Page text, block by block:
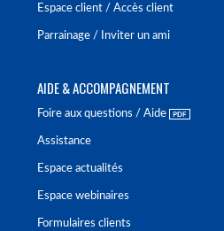
Espace client / Accès client
Parrainage / Inviter un ami
AIDE & ACCOMPAGNEMENT
Foire aux questions / Aide
Assistance
Espace actualités
Espace webinaires
Formulaires clients